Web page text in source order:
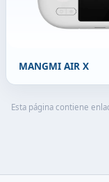
MANGMI AIR X
Esta página contiene